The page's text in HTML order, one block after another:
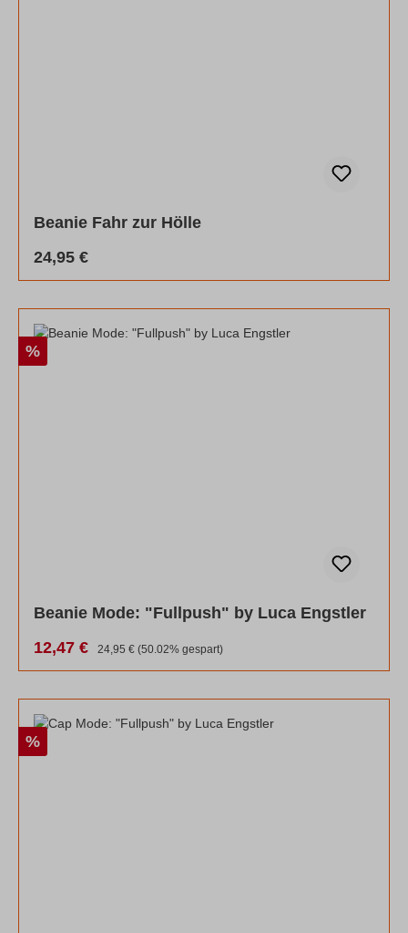
Beanie Fahr zur Hölle
Regulärer Preis:
24,95 €
Rabatt
%
Beanie Mode: "Fullpush" by Luca Engstler
Verkaufspreis:
12,47 € Regulärer Preis:
24,95 € (50.02% gespart)
Rabatt
%